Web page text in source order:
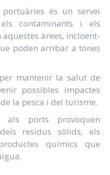
és un servei
contaminants i els
àrees, incloent-
poden arribar a tones
mantenir la salut de
possibles impactes
la pesca i del turisme.
als ports provoquen
residus sòlids, els
químics que